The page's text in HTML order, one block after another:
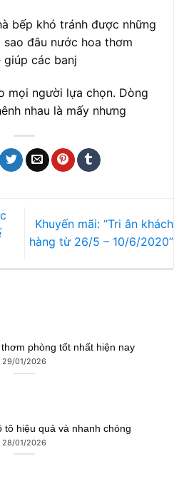
bếp khó tránh được những
đâu nước hoa thơm
giúp các banj
mọi người lựa chọn. Dòng
nhau là mấy nhưng
Khuyến mãi: “Tri ân khách
hàng từ 26/5 – 10/6/2020”
phòng tốt nhất hiện nay
29/01/2026
tô hiệu quả và nhanh chóng
28/01/2026